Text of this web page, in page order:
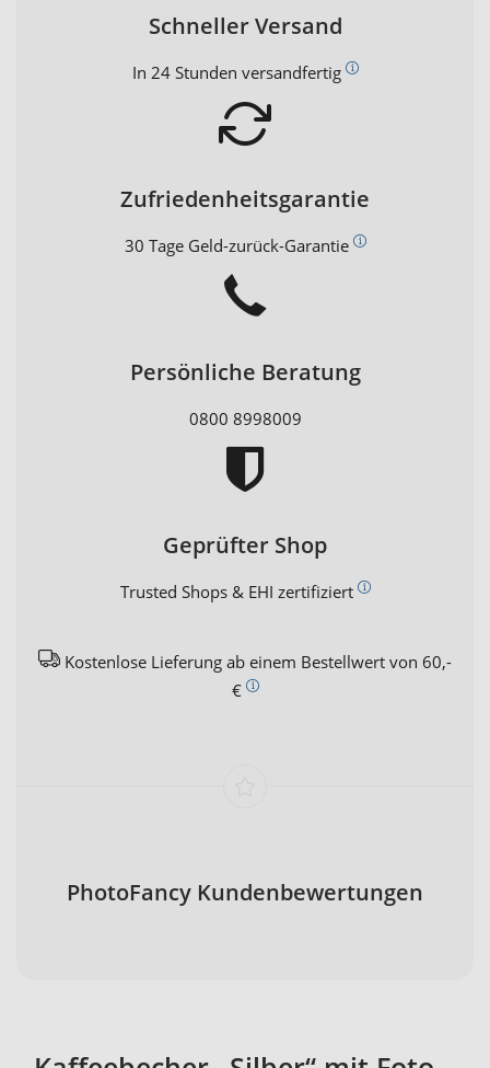
Schneller Versand
In 24 Stunden versandfertig
Zufriedenheitsgarantie
30 Tage Geld-zurück-Garantie
Persönliche Beratung
0800 8998009
Geprüfter Shop
Trusted Shops & EHI zertifiziert
Kostenlose Lieferung ab einem Bestellwert von 60,-
€
PhotoFancy Kundenbewertungen